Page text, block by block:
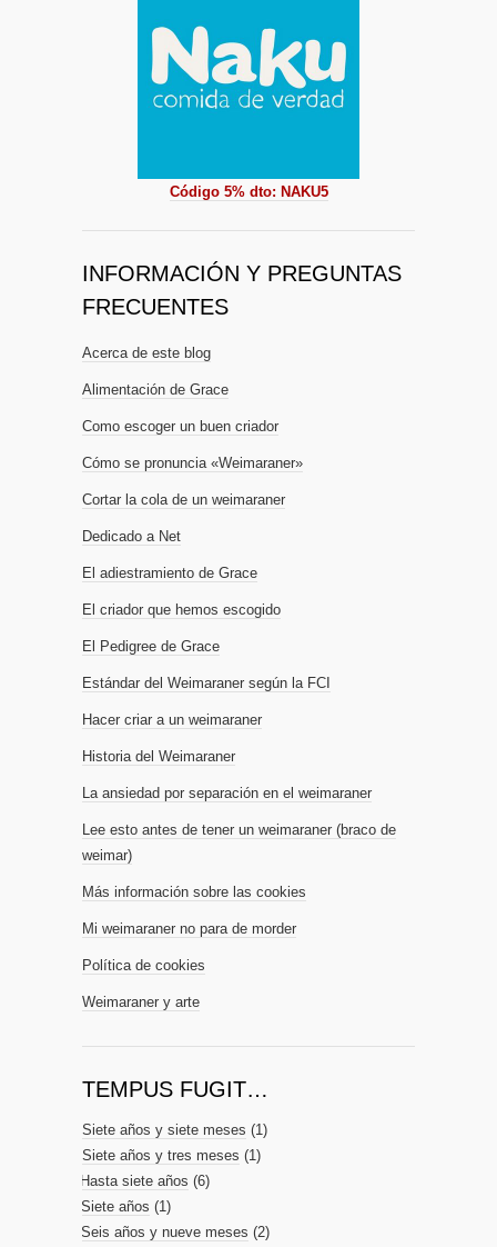
Código 5% dto: NAKU5
INFORMACIÓN Y PREGUNTAS
FRECUENTES
Acerca de este blog
Alimentación de Grace
Como escoger un buen criador
Cómo se pronuncia «Weimaraner»
Cortar la cola de un weimaraner
Dedicado a Net
El adiestramiento de Grace
El criador que hemos escogido
El Pedigree de Grace
Estándar del Weimaraner según la FCI
Hacer criar a un weimaraner
Historia del Weimaraner
La ansiedad por separación en el weimaraner
Lee esto antes de tener un weimaraner (braco de
weimar)
Más información sobre las cookies
Mi weimaraner no para de morder
Política de cookies
Weimaraner y arte
TEMPUS FUGIT…
Siete años y siete meses (1)
Siete años y tres meses (1)
Hasta siete años (6)
Siete años (1)
Seis años y nueve meses (2)